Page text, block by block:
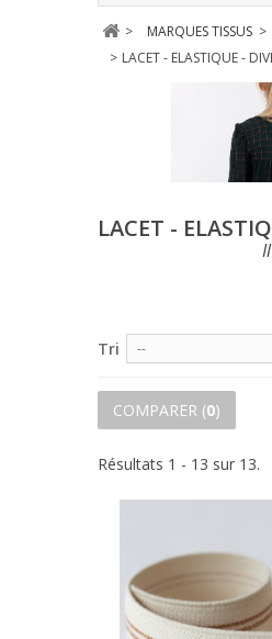
> MARQUES TISSUS >
> LACET - ELASTIQUE -
LACET -
Tri --
COMPARER (0)
Résultats 1 - 13 sur 13.